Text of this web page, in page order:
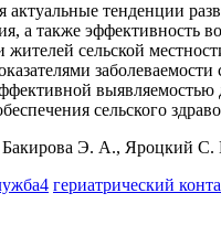
актуальные тенденции
а также эффективность
сельской
сельского
Э. А., Яроцкий С.
4 гериатрический